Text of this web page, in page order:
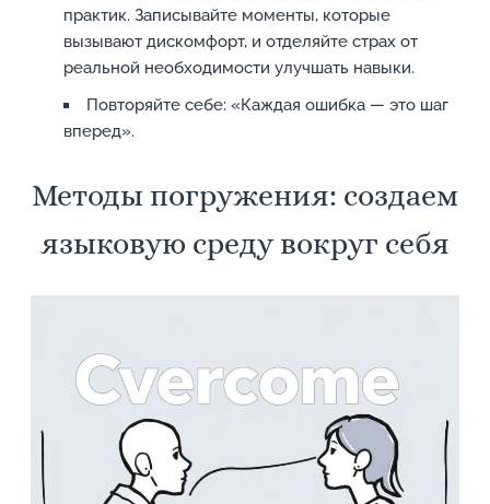
практик. Записывайте моменты, которые
вызывают дискомфорт, и отделяйте страх от
реальной необходимости улучшать навыки.
Повторяйте себе: «Каждая ошибка — это шаг
вперед».
Методы погружения: создаем
языковую среду вокруг себя